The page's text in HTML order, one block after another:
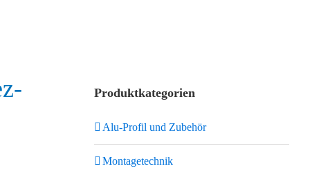
Produktkategorien
Alu-Profil und Zubehör
Montagetechnik